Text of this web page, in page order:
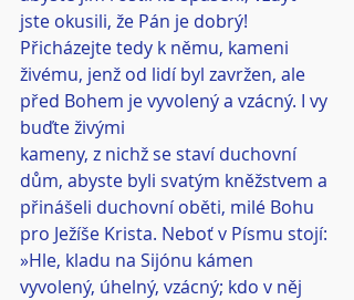
jste okusili, že Pán je dobrý!
Přicházejte tedy k němu, kameni
živému, jenž od lidí byl zavržen, ale
před Bohem je vyvolený a vzácný. I vy
buďte živými
kameny, z nichž se staví duchovní
dům, abyste byli svatým kněžstvem a
přinášeli duchovní oběti, milé Bohu
pro Ježíše Krista. Neboť v Písmu stojí:
»Hle, kladu na Sijónu kámen
vyvolený, úhelný, vzácný; kdo v něj